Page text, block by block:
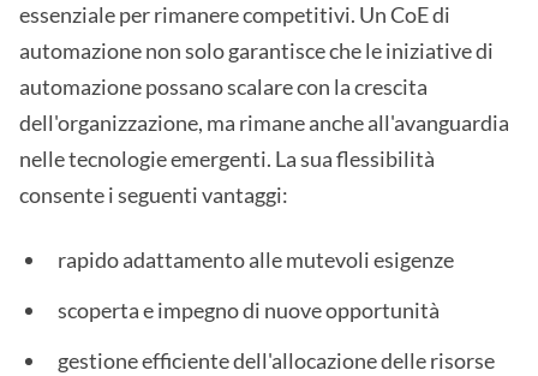
essenziale per rimanere competitivi. Un CoE di
automazione non solo garantisce che le iniziative di
automazione possano scalare con la crescita
dell'organizzazione, ma rimane anche all'avanguardia
nelle tecnologie emergenti. La sua flessibilità
consente i seguenti vantaggi:
rapido adattamento alle mutevoli esigenze
scoperta e impegno di nuove opportunità
gestione efficiente dell'allocazione delle risorse